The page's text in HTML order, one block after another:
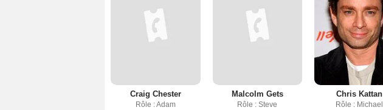
Craig Chester
Rôle : Adam
Malcolm Gets
Rôle : Steve
Chris Kattan
Rôle : Michael